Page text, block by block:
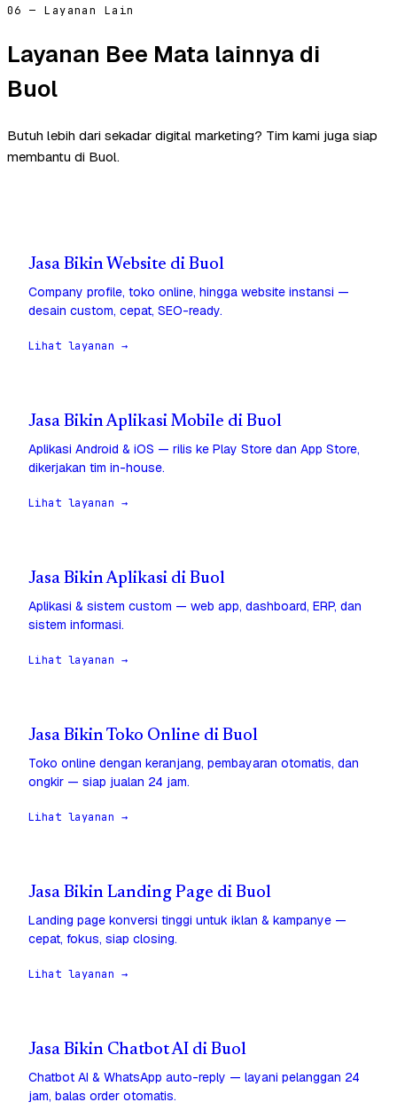
06 — Layanan Lain
Layanan Bee Mata lainnya di
Buol
Butuh lebih dari sekadar digital marketing? Tim kami juga siap
membantu di Buol.
Jasa Bikin Website di Buol
Company profile, toko online, hingga website instansi —
desain custom, cepat, SEO-ready.
Lihat layanan →
Jasa Bikin Aplikasi Mobile di Buol
Aplikasi Android & iOS — rilis ke Play Store dan App Store,
dikerjakan tim in-house.
Lihat layanan →
Jasa Bikin Aplikasi di Buol
Aplikasi & sistem custom — web app, dashboard, ERP, dan
sistem informasi.
Lihat layanan →
Jasa Bikin Toko Online di Buol
Toko online dengan keranjang, pembayaran otomatis, dan
ongkir — siap jualan 24 jam.
Lihat layanan →
Jasa Bikin Landing Page di Buol
Landing page konversi tinggi untuk iklan & kampanye —
cepat, fokus, siap closing.
Lihat layanan →
Jasa Bikin Chatbot AI di Buol
Chatbot AI & WhatsApp auto-reply — layani pelanggan 24
jam, balas order otomatis.